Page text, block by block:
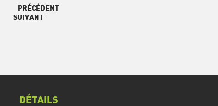
PRÉCÉDENT
SUIVANT
DÉTAILS